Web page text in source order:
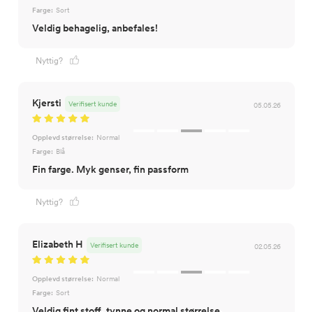
Farge: Sort
Veldig behagelig, anbefales!
Nyttig?
Kjersti 05.05.26
Verifisert kunde
Opplevd størrelse: Normal
Farge: Blå
Fin farge. Myk genser, fin passform
Nyttig?
Elizabeth H 02.05.26
Verifisert kunde
Opplevd størrelse: Normal
Farge: Sort